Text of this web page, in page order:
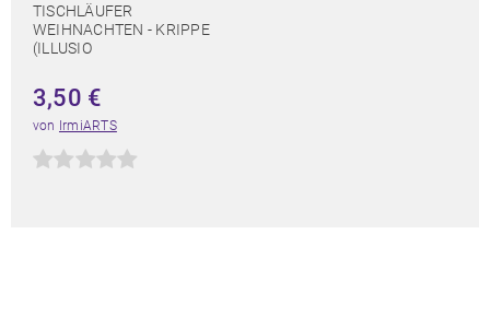
TISCHLÄUFER
WEIHNACHTEN - KRIPPE
(ILLUSIO
3,50 €
von IrmiARTS